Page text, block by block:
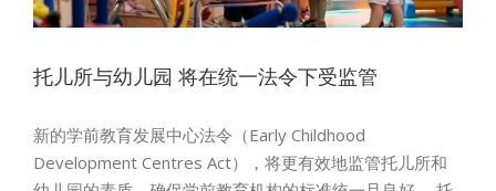
托儿所与幼儿园 将在统一法令下受监管
新的学前教育发展中心法令（Early Childhood
Development Centres Act），将更有效地监管托儿所和